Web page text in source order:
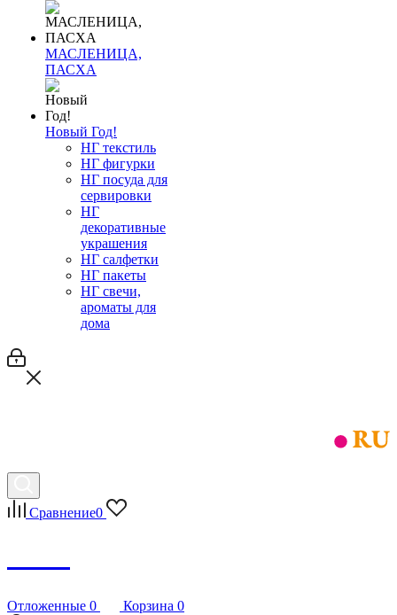
МАСЛЕНИЦА,
ПАСХА
Новый Год!
НГ текстиль
НГ фигурки
НГ посуда для
сервировки
НГ
декоративные
украшения
НГ салфетки
НГ пакеты
НГ свечи,
ароматы для
дома
Сравнение0
Отложенные 0 Корзина 0